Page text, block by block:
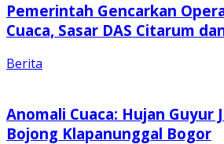
Pemerintah Gencarkan
Cuaca, Sasar DAS Citarum
Berita
Anomali Cuaca: Hujan Guyur
Bojong Klapanunggal Bogor